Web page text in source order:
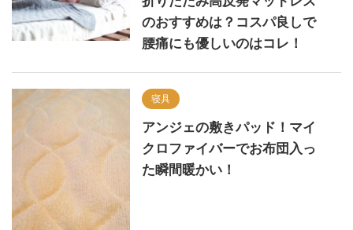
のおすすめは？コスパ良しで
腰痛にも優しいのはコレ！
寝具
アンジェの敷きパッド！マイ
クロファイバーでお布団入っ
た瞬間暖かい！